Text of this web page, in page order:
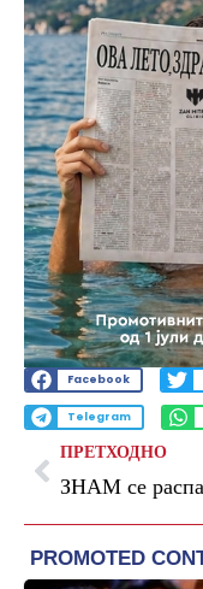
Facebook
Telegram
ПРЕТХОДНО